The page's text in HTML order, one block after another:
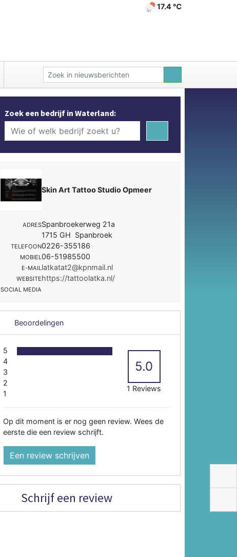
17.4 ℃
Zoek een bedrijf in Waterland:
Skin Art Tattoo Studio Opmeer
ADRESSpanbroekerweg 21a
1715 GH Spanbroek
TELEFOON0226-355186
MOBIEL06-51985500
E-MAILlatkatat2@kpnmail.nl
WEBSITEhttps://tattoolatka.nl/
SOCIAL MEDIA
Beoordelingen
5
4
3
2
1
5.0
1 Reviews
Op dit moment is er nog geen review. Wees de
eerste die een review schrijft.
Een review schrijven
Schrijf een review